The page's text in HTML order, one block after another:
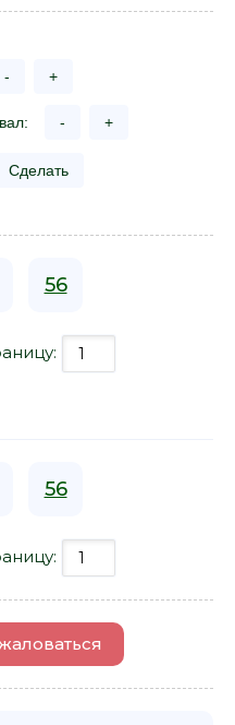
- +
- +
Сделать
56
56